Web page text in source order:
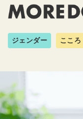
ジェンダー こころ